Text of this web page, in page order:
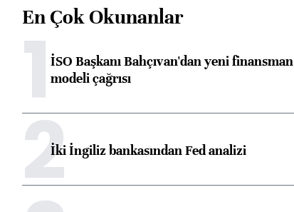
En Çok Okunanlar
1İSO Başkanı Bahçıvan'dan yeni finansman
modeli çağrısı
2İki İngiliz bankasından Fed analizi